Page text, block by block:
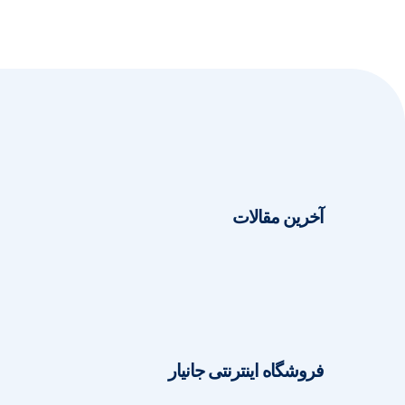
آخرین مقالات
فروشگاه اینترنتی جانیار